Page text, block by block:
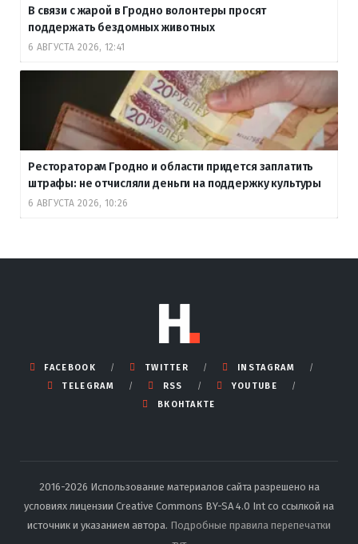
В связи с жарой в Гродно волонтеры просят
поддержать бездомных животных
6 АВГУСТА 2026, 12:41
Рестораторам Гродно и области придется заплатить
штрафы: не отчисляли деньги на поддержку культуры
6 АВГУСТА 2026, 10:26
FACEBOOK TWITTER
INSTAGRAM
TELEGRAM
RSS
YOUTUBE
ВКОНТАКТЕ
2016-2026 Использование материалов сайта разрешено на
условиях лицензии Creative Commons BY-SA 4.0 Int со ссылкой на
источник и указанием автора. Подробные правила перепечатки